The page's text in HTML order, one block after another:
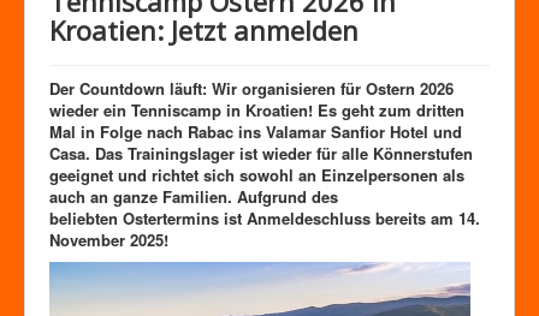
Mannschaften
Impressum
Zutrittskontrolle
Förderverein
Kroatien: Jetzt anmelden
Der Countdown läuft: Wir organisieren für Ostern 2026
wieder ein Tenniscamp in Kroatien! Es geht zum dritten
Mal in Folge nach Rabac ins Valamar Sanfior Hotel und
Casa. Das Trainingslager ist wieder für alle Könnerstufen
geeignet und richtet sich sowohl an Einzelpersonen als
auch an ganze Familien. Aufgrund des
beliebten Ostertermins ist Anmeldeschluss bereits am 14.
November 2025!